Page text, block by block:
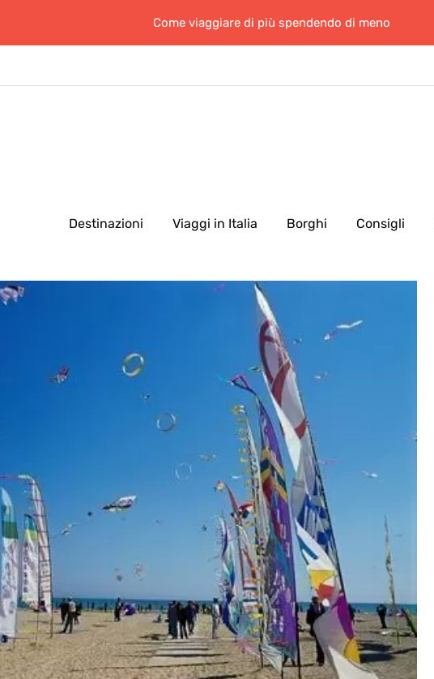
Come viaggiare di più spendendo di meno
Destinazioni Viaggi in Italia Borghi Consigli